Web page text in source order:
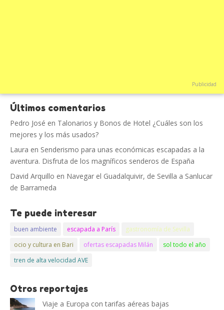
Publicidad
Últimos comentarios
Pedro José en Talonarios y Bonos de Hotel ¿Cuáles son los
mejores y los más usados?
Laura en Senderismo para unas económicas escapadas a la
aventura. Disfruta de los magníficos senderos de España
David Arquillo en Navegar el Guadalquivir, de Sevilla a Sanlucar
de Barrameda
Te puede interesar
buen ambiente escapada a París
gastronomía de Sevilla
ocio y cultura en Bari
ofertas escapadas Milán
sol todo el año
tren de alta velocidad AVE
Otros reportajes
Viaje a Europa con tarifas aéreas bajas